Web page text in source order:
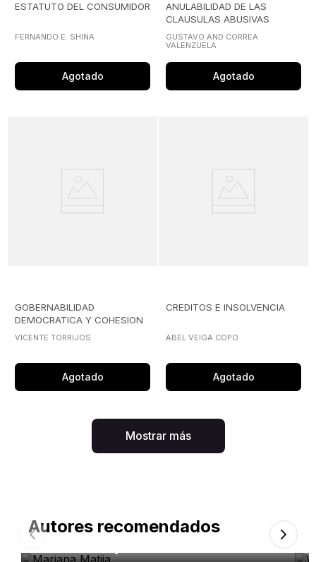
ESTATUTO DEL CONSUMIDOR
FERNANDO E. SHINA
Agotado
ANULABILIDAD DE LAS
CLAUSULAS ABUSIVAS
GUSTAVO AND CORREA
VALENZUELA
Agotado
GOBERNABILIDAD
DEMOCRATICA Y COHESION
DE LA SOCIEDAD
VICENTE TORRIJOS
Agotado
CREDITOS E INSOLVENCIA
ABEL VEIGA COPO
Agotado
Mostrar más
Autores recomendados